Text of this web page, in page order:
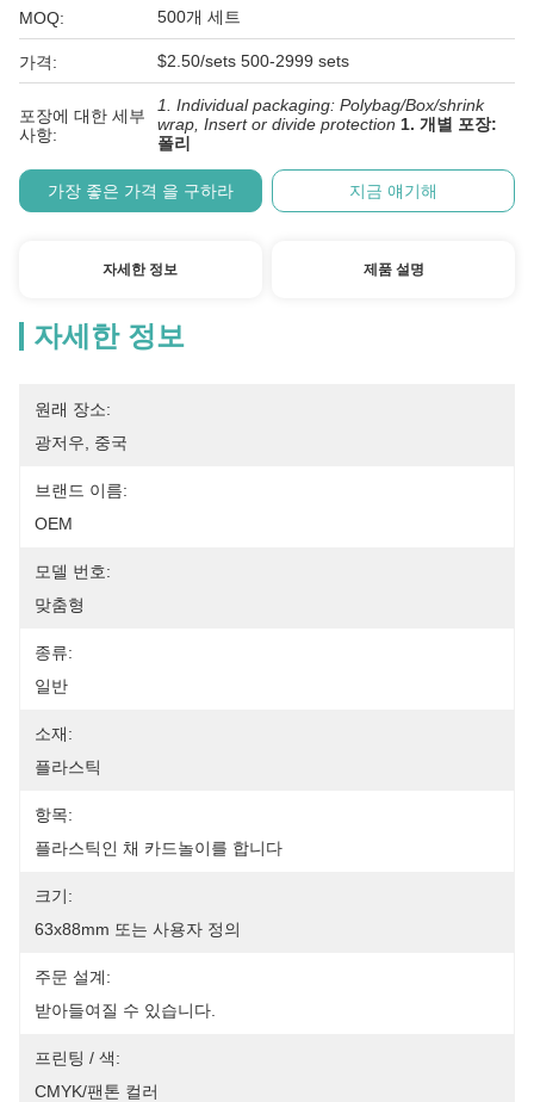
MOQ: 500개 세트
가격: $2.50/sets 500-2999 sets
포장에 대한 세부
사항:
1. Individual packaging: Polybag/Box/shrink
wrap, Insert or divide protection 1. 개별 포장:
폴리
가장 좋은 가격 을 구하라 지금 얘기해
자세한 정보 제품 설명
자세한 정보
원래 장소:
광저우, 중국
브랜드 이름:
OEM
모델 번호:
맞춤형
종류:
일반
소재:
플라스틱
항목:
플라스틱인 채 카드놀이를 합니다
크기:
63x88mm 또는 사용자 정의
주문 설계:
받아들여질 수 있습니다.
프린팅 / 색:
CMYK/팬톤 컬러